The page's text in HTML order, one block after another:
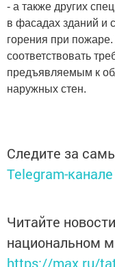
- а также других
в фасадах зданий и
горения при
соответствовать
предъявляемым к
наружных стен.
Следите за
Telegram-канале
Читайте
национальном
https://max.ru/